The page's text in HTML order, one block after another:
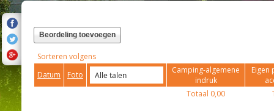
Beordeling toevoegen
Sorteren volgens
Datum
Foto
Camping-algemene
indruk
Eigen
Totaal 0,00